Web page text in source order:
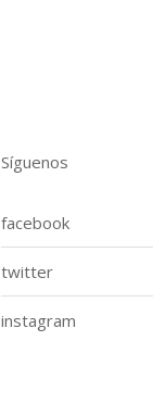
Síguenos
facebook
twitter
instagram